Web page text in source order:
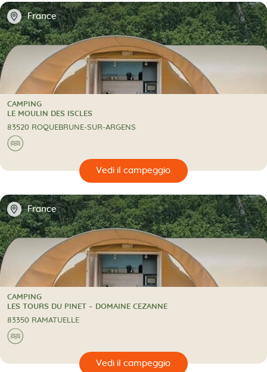
📍 France
CAMPING
CAMPING
LE MOULIN DES ISCLES
83520 ROQUEBRUNE-SUR-ARGENS
🌊
🔍
📍 France
CAMPING
CAMPING
LES TOURS DU PINET – DOMAINE CEZANNE
83350 RAMATUELLE
🌊
🔍